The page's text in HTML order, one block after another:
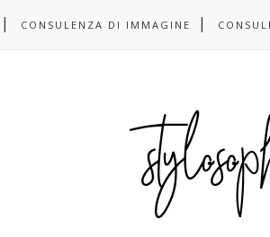
CONSULENZA DI IMMAGINE